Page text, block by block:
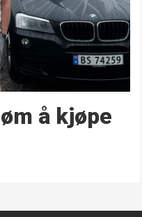
å kjøpe